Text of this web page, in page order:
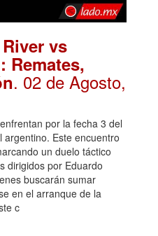
vs
Remates,
. 02 de Agosto,
por la fecha 3 del
Este encuentro
un duelo táctico
dirigidos por Eduardo
buscarán sumar
en el arranque de la
c